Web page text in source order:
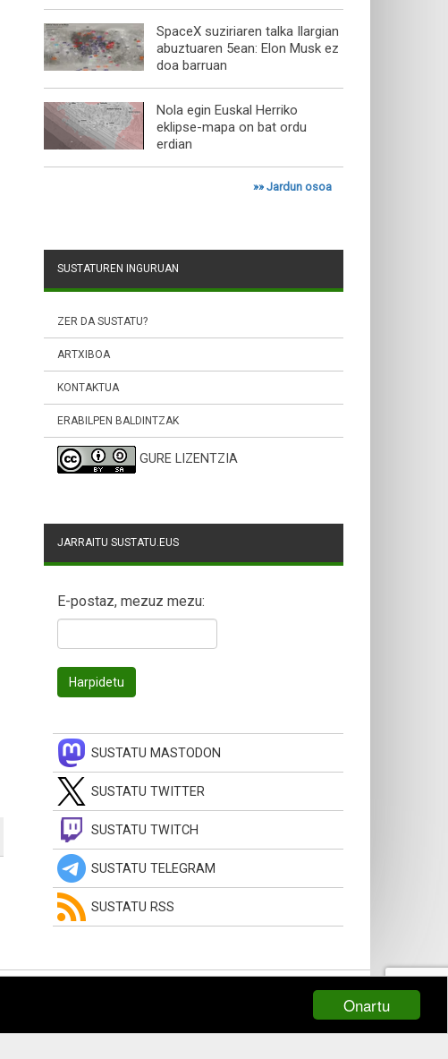
Onartu
SpaceX suziriaren talka Ilargian
abuztuaren 5ean: Elon Musk ez
doa barruan
Nola egin Euskal Herriko
eklipse-mapa on bat ordu
erdian
»»Jardun osoa
SUSTATUREN INGURUAN
ZER DA SUSTATU?
ARTXIBOA
KONTAKTUA
ERABILPEN BALDINTZAK
GURE LIZENTZIA
JARRAITU SUSTATU.EUS
E-postaz, mezuz mezu:
SUSTATU MASTODON
SUSTATU TWITTER
SUSTATU TWITCH
SUSTATU TELEGRAM
SUSTATU RSS